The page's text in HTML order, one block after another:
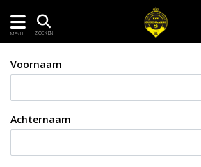
MENU ZOEKEN
Voornaam
Achternaam